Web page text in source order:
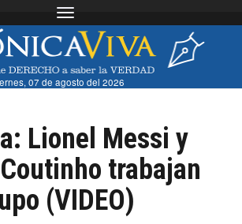
Toggle navigation
07 de agosto del 2026
Lionel Messi y
trabajan
(VIDEO)